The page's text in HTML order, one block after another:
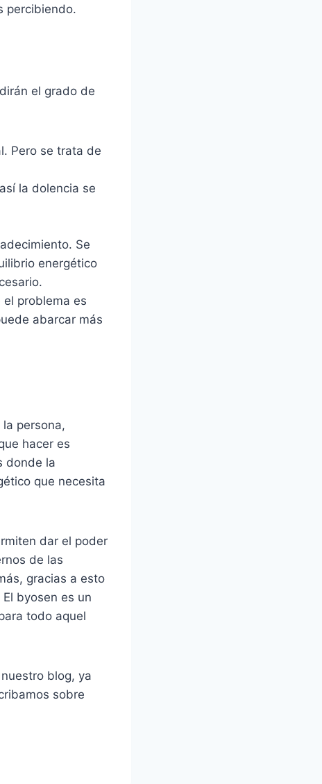
percibiendo.
el grado de
Pero se trata de
la dolencia se
Se
energético
problema es
abarcar más
persona,
hacer es
donde la
que necesita
dar el poder
de las
gracias a esto
byosen es un
todo aquel
blog, ya
sobre